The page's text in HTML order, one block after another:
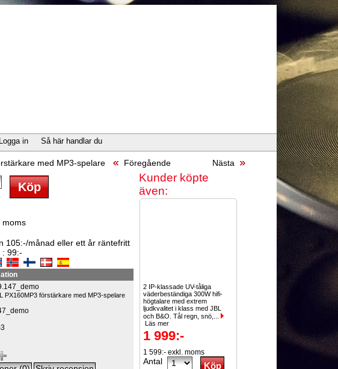
Logga in Så här handlar du
med MP3-spelare Föregående Nästa
moms
105:-/månad eller ett år räntefritt
: 99:-
PX160MP3 förstärkare med MP3-spelare
Kunder köpte
även:
2 IP-klassade UV-tåliga
väderbeständiga 300W hifi-
högtalare med extrem
ljudkvalitet i klass med JBL
och B&O. Tål regn, snö,...
Läs mer
1 999:-
1 599:- exkl. moms
Antal